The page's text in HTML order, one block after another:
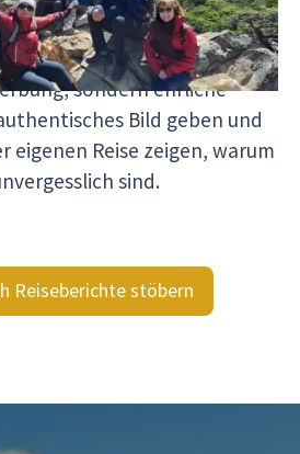
bewegen und wie es sich
Viventura unterwegs zu sein.
sondern ehrliche
Bild geben und
eigenen Reise zeigen, warum
sind.
Reiseberichte stöbern